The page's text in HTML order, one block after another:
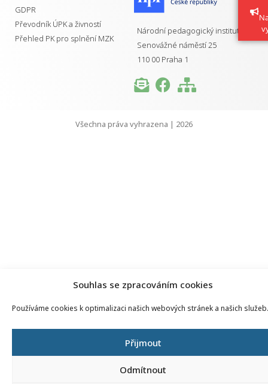
Souhlas se zpracováním cookies
Používáme cookies k optimalizaci našich webových stránek a našich služeb.
Přijmout
Odmítnout
GDPR
Převodník ÚPK a živností
Přehled PK pro splnění MZK
Národní pedagogický institut ČR
Senovážné náměstí 25
110 00 Praha 1
Všechna práva vyhrazena | 2026